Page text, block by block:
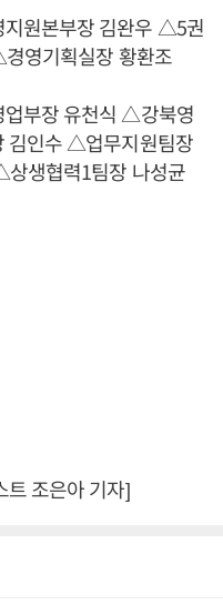
원본부장 김완우 △5권
영기획실장 황환조
부장 유천식 △강북영
김인수 △업무지원팀장
생협력1팀장 나성균
트 조은아 기자]